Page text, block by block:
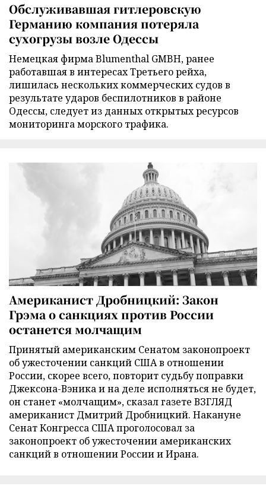
Обслуживавшая гитлеровскую
Германию компания потеряла
сухогрузы возле Одессы
Немецкая фирма Blumenthal GMBH, ранее
работавшая в интересах Третьего рейха,
лишилась нескольких коммерческих судов в
результате ударов беспилотников в районе
Одессы, следует из данных открытых ресурсов
мониторинга морского трафика.
Американист Дробницкий: Закон
Грэма о санкциях против России
останется молчащим
Принятый американским Сенатом законопроект
об ужесточении санкций США в отношении
России, скорее всего, повторит судьбу поправки
Джексона-Вэника и на деле исполняться не будет,
он станет «молчащим», сказал газете ВЗГЛЯД
американист Дмитрий Дробницкий. Накануне
Сенат Конгресса США проголосовал за
законопроект об ужесточении американских
санкций в отношении России и Ирана.